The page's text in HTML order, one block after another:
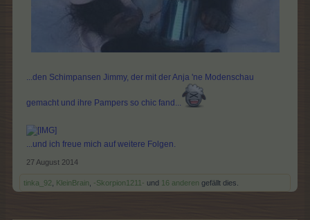
...den Schimpansen Jimmy, der mit der Anja 'ne Modenschau
gemacht und ihre Pampers so chic fand...
...und ich freue mich auf weitere Folgen.
27 August 2014
tinka_92 KleinBrain -Skorpion1211- und 16 anderen gefällt dies.